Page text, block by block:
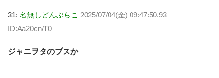
31: 名無しどんぶらこ 2025/07/04(金) 09:47:50.93
ID:Aa20cn/T0
ジャニヲタのブスか